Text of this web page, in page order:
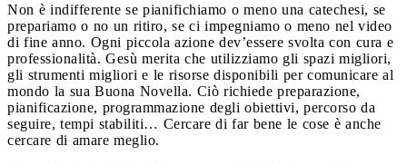
Non è indifferente se pianifichiamo o meno una catechesi, se
prepariamo o no un ritiro, se ci impegniamo o meno nel video
di fine anno. Ogni piccola azione dev’essere svolta con cura e
professionalità. Gesù merita che utilizziamo gli spazi migliori,
gli strumenti migliori e le risorse disponibili per comunicare al
mondo la sua Buona Novella. Ciò richiede preparazione,
pianificazione, programmazione degli obiettivi, percorso da
seguire, tempi stabiliti… Cercare di far bene le cose è anche
cercare di amare meglio.